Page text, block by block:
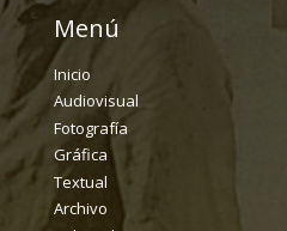
Menú
Inicio
Audiovisual
Fotografía
Gráfica
Textual
Archivo